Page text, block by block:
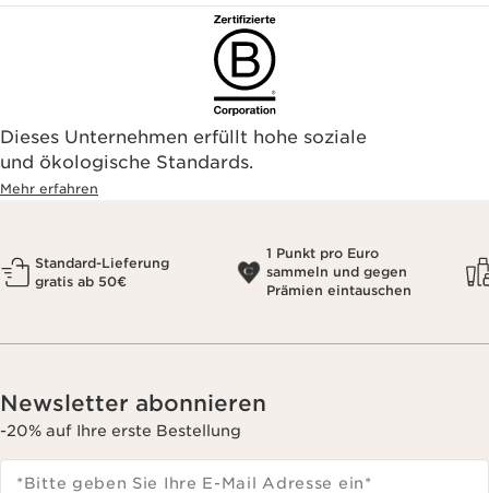
Dieses Unternehmen erfüllt hohe soziale
und ökologische Standards.
Mehr erfahren
Standard-Lieferung
gratis ab 50€
1 Punkt pro Euro
sammeln und gegen
Prämien eintauschen
Newsletter abonnieren
-20% auf Ihre erste Bestellung
*Bitte geben Sie Ihre E-Mail Adresse ein*